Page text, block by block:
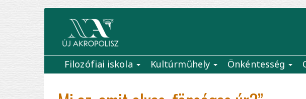
Main
navigation
Filozófiai iskola Kultúrműhely Önkéntesség